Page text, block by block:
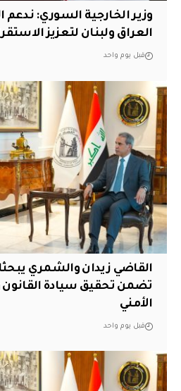
وزير الخارجية السوري: ندعم
العراق ولبنان لتعزيز
قبل يوم واحد
القاضي زيدان والشمري
تضمن تحقيق سيادة القانون
الأمني
قبل يوم واحد